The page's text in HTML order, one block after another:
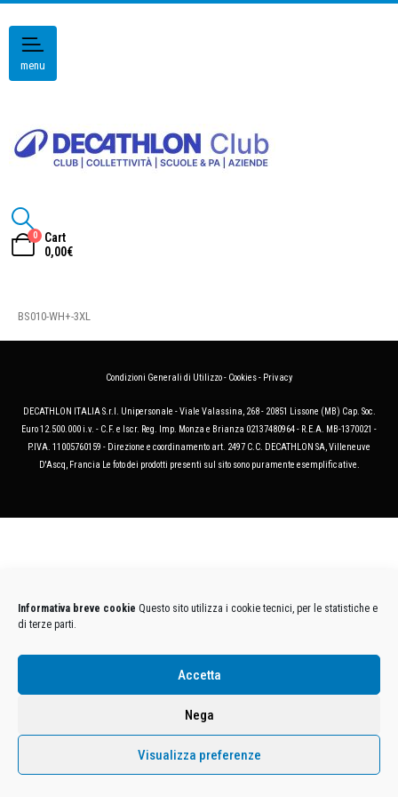
Informativa breve cookie Questo sito utilizza i cookie tecnici, per le statistiche e
di terze parti.
Accetta
Nega
Visualizza preferenze
menu
0
Cart
0,00€
BS010-WH+-3XL
Condizioni Generali di Utilizzo- Cookies- Privacy
DECATHLON ITALIA S.r.l. Unipersonale - Viale Valassina, 268 - 20851 Lissone (MB) Cap. Soc.
Euro 12.500.000 i.v. - C.F. e Iscr. Reg. Imp. Monza e Brianza 02137480964 - R.E.A. MB-1370021 -
P.IVA. 11005760159 - Direzione e coordinamento art. 2497 C.C. DECATHLON SA, Villeneuve
D'Ascq, Francia Le foto dei prodotti presenti sul sito sono puramente esemplificative.